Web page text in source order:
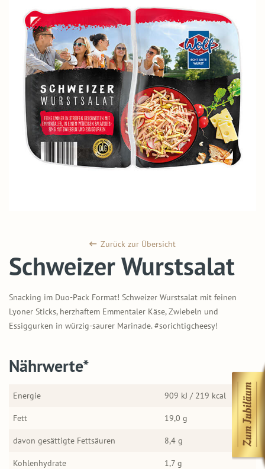
Zurück zur Übersicht
Schweizer Wurstsalat
Snacking im Duo-Pack Format! Schweizer Wurstsalat mit feinen
Lyoner Sticks, herzhaftem Emmentaler Käse, Zwiebeln und
Essiggurken in würzig-saurer Marinade. #sorichtigcheesy!
Nährwerte*
Energie 909 kJ / 219 kcal
Fett 19,0 g
davon gesättigte Fettsäuren 8,4 g
Kohlenhydrate 1,7 g